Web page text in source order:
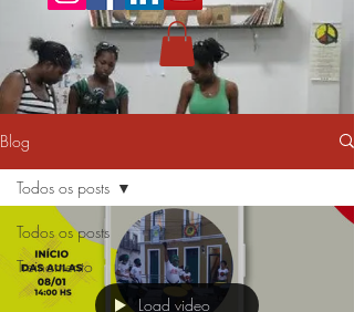
Blog
Todos os posts
Treinamento
Todos os posts
Load video